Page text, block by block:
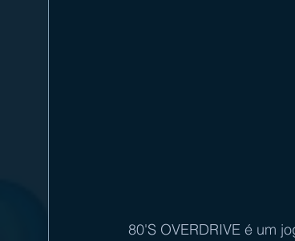
80'S OVERDRIVE é um